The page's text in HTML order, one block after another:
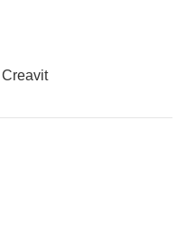
Creavit